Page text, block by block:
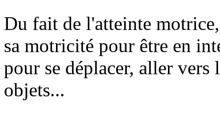
Du fait de l'atteinte
sa motricité pour être en
pour se déplacer, aller vers
objets...